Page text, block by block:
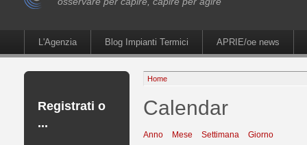
L'Agenzia Blog Impianti Termici APRIE/oe news
Registrati o
...
Home
Calendar
Anno Mese Settimana Giorno